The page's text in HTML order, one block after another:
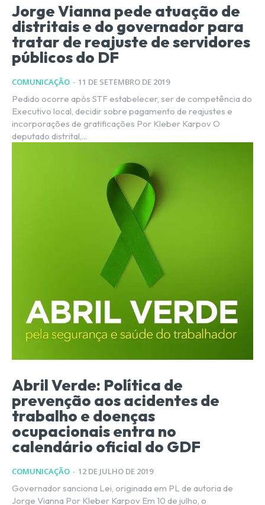
Jorge Vianna pede atuação de
distritais e do governador para
tratar de reajuste de servidores
públicos do DF
COMUNICAÇÃO - 11 DE SETEMBRO DE 2019
Pedido ocorre após STF estabelecer, ser de competência do
Executivo local, decidir sobre pagamento de reajustes e
incorporações de gratificações Por Kleber Karpov O
deputado distrital,...
Abril Verde: Política de
prevenção aos acidentes de
trabalho e doenças
ocupacionais entra no
calendário oficial do GDF
COMUNICAÇÃO - 12 DE JULHO DE 2019
Governador sanciona Lei, originada em PL de autoria de
Jorge Vianna Por Kleber Karpov Em 10 de julho, o